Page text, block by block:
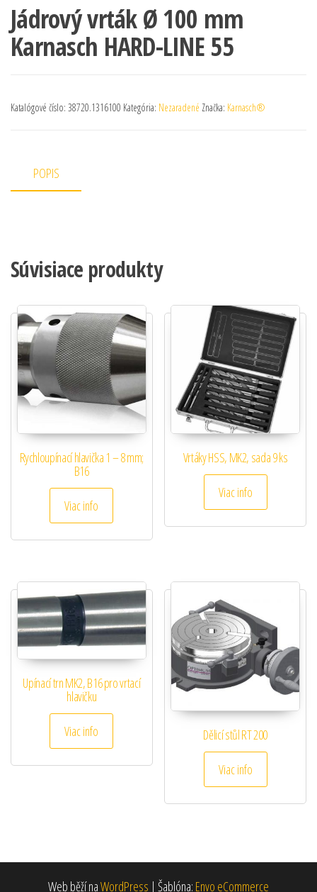
Jádrový vrták Ø 100 mm
Karnasch HARD-LINE 55
Katalógové číslo: 38720.1316100 Kategória: Nezaradené Značka: Karnasch®
POPIS
Súvisiace produkty
Rychloupínací hlavička 1 – 8 mm;
B16
Viac info
Vrtáky HSS, MK2, sada 9 ks
Viac info
Upínací trn MK2, B16 pro vrtací
hlavičku
Viac info Dělicí stůl RT 200
Viac info
Web běží naWordPress | Šablóna: Envo eCommerce